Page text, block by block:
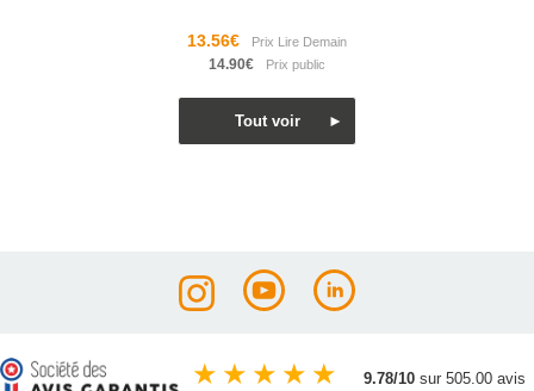
13.56€
14.90€
★ ★ ★ ★ ★ 9.78/10 sur 505.00 avis